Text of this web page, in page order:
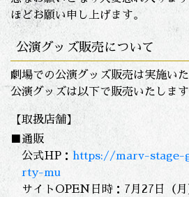
ほどお願い申し上げます。
公演グッズ販売について
劇場での公演グッズ販売は実施いた
公演グッズは以下で販売いたします
【取扱店舗】
■通販
公式HP： https://marv-stage-
rty-mu
サイトOPEN日時：7月27日（月